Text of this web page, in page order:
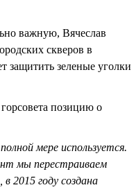
важную, Вячеслав
скверов в
защитить зеленые уголки
позицию о
мере используется.
мы перестраиваем
2015 году создана